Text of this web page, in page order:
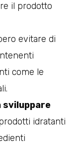
il prodotto
evitare di
come le
sviluppare
idratanti